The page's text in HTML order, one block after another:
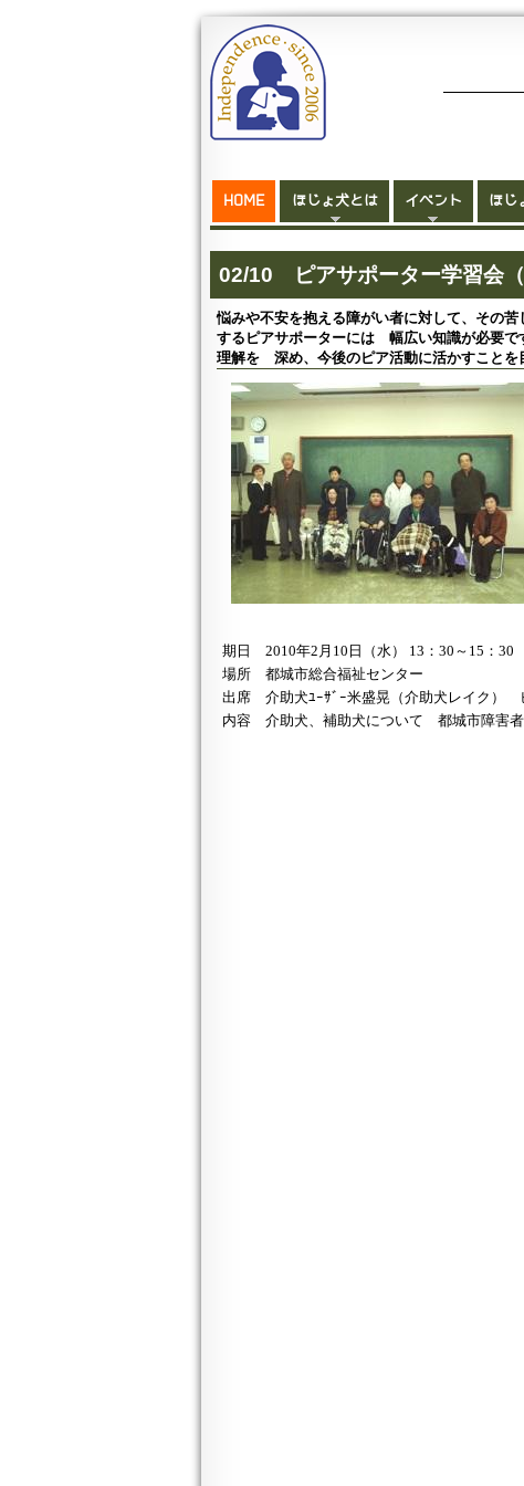
HOME ほじょ犬とは イベント ほじ
02/10 ピアサポーター学習会（
悩みや不安を抱える障がい者に対して、その
するピアサポーターには 幅広い知識が必要で
理解を 深め、今後のピア活動に活かすことを
期日 2010年2月10日（水） 13：30～15：30
場所 都城市総合福祉センター
出席 介助犬ﾕｰｻﾞｰ米盛晃（介助犬レイク）
内容 介助犬、補助犬について 都城市障害